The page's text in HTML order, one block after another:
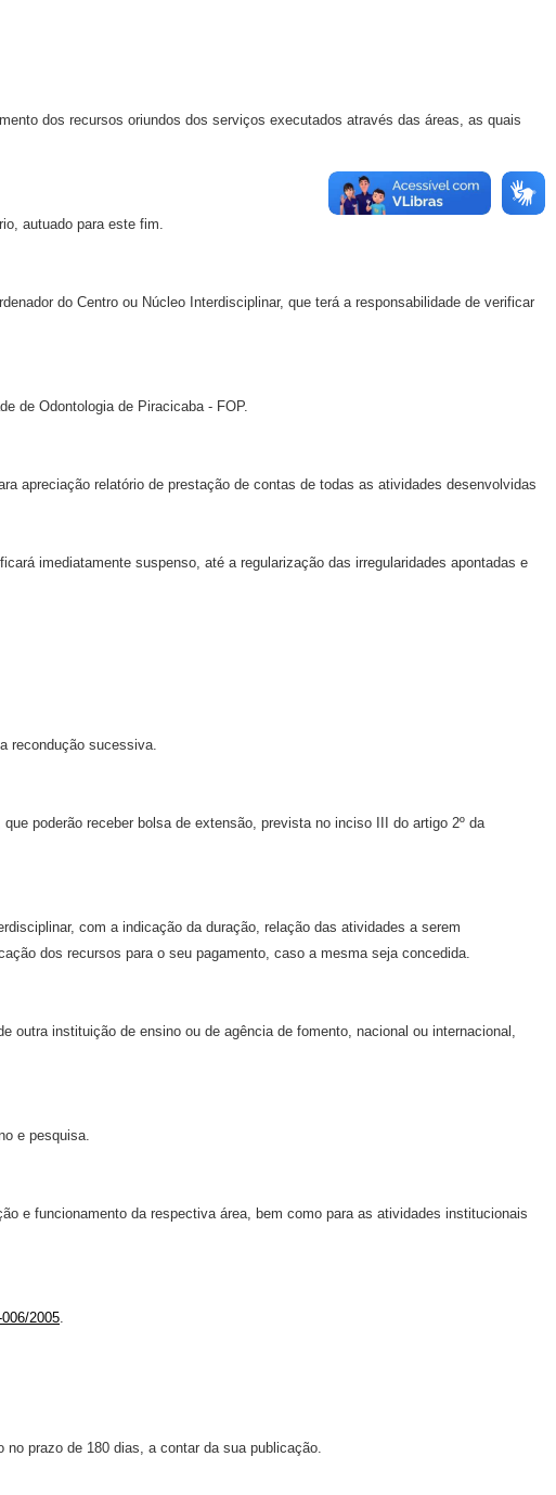
dos recursos oriundos dos serviços executados através das áreas, as quais
autuado para este fim.
do Centro ou Núcleo Interdisciplinar, que terá a responsabilidade de verificar
de Odontologia de Piracicaba - FOP.
apreciação relatório de prestação de contas de todas as atividades desenvolvidas
imediatamente suspenso, até a regularização das irregularidades apontadas e
recondução sucessiva.
poderão receber bolsa de extensão, prevista no inciso III do artigo 2º da
com a indicação da duração, relação das atividades a serem
dos recursos para o seu pagamento, caso a mesma seja concedida.
outra instituição de ensino ou de agência de fomento, nacional ou internacional,
e pesquisa.
e funcionamento da respectiva área, bem como para as atividades institucionais
2005.
prazo de 180 dias, a contar da sua publicação.